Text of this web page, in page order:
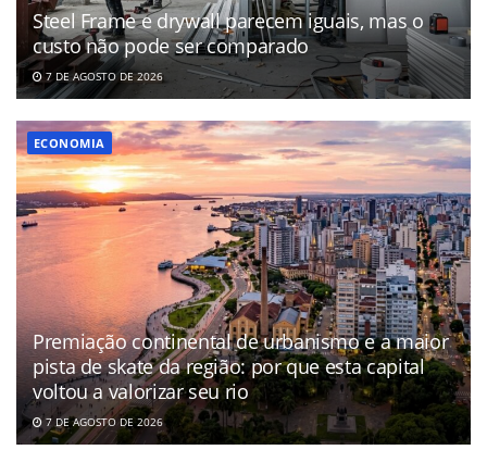
Steel Frame e drywall parecem iguais, mas o
custo não pode ser comparado
7 DE AGOSTO DE 2026
ECONOMIA
Premiação continental de urbanismo e a maior
pista de skate da região: por que esta capital
voltou a valorizar seu rio
7 DE AGOSTO DE 2026